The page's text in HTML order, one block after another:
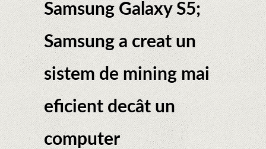
Samsung Galaxy S5;
Samsung a creat un
sistem de mining mai
eficient decât un
computer